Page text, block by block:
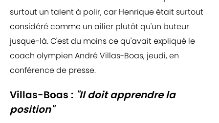
surtout un talent à polir, car Henrique était surtout
considéré comme un ailier plutôt qu'un buteur
jusque-là. C'est du moins ce qu'avait expliqué le
coach olympien André Villas-Boas, jeudi, en
conférence de presse.
Villas-Boas : "Il doit apprendre la
position"